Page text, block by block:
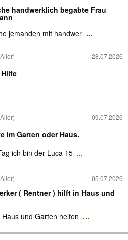
handwerklich begabte Frau
jemanden mit handwer ...
28.07.2026
09.07.2026
im Garten oder Haus.
ich bin der Luca 15 ...
05.07.2026
( Rentner ) hilft in Haus und
Haus und Garten helfen ...